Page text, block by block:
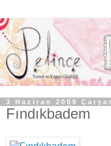
3 Haziran 2009
Fındıkbadem